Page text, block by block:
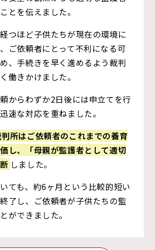
とを伝えました。
つほど子供たちが現在の環境に
ご依頼者にとって不利になる可
、手続きを早く進めるよう裁判
働きかけました。
からわずか2日後には申立てを行
速な対応を重ねました。
所はご依頼者のこれまでの養育
し、「母親が監護者として適切
しました。
ても、約6ヶ月という比較的短い
了し、ご依頼者が子供たちの監
ができました。